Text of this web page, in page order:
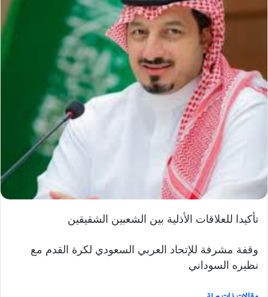
د
ا
إ
ك
ر
ن
ي
ا
تأكيدا للعلاقات الأذلية بين الشعبين الشقيقين
وقفة مشرفة للإتحاد العربي السعودي لكرة القدم مع
نظيره السوداني